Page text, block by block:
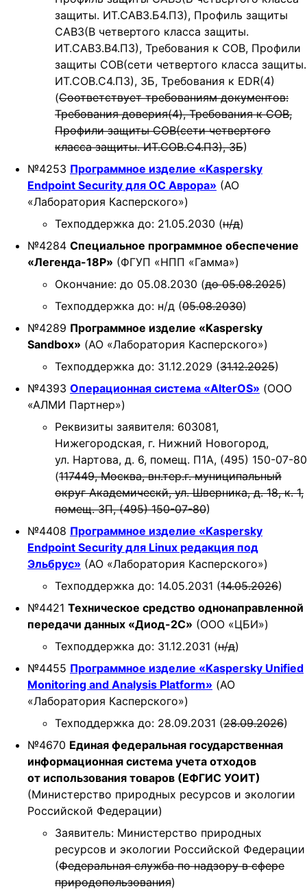
защиты. ИТ.САВЗ.Б4.ПЗ), Профиль защиты
САВЗ(В четвертого класса защиты.
ИТ.САВЗ.В4.ПЗ), Требования к СОВ, Профили
защиты СОВ(cети четвертого класса защиты.
ИТ.СОВ.С4.ПЗ), ЗБ, Требования к EDR(4)
(Соответствует требованиям документов:
Требования доверия(4), Требования к СОВ,
Профили защиты СОВ(cети четвертого
класса защиты. ИТ.СОВ.С4.ПЗ), ЗБ)
№4253 Программное изделие «Kaspersky
Endpoint Security для ОС Аврора» (АО
«Лаборатория Касперского»)
Техподдержка до: 21.05.2030 (н/д)
№4284 Специальное программное обеспечение
«Легенда-18Р» (ФГУП «НПП «Гамма»)
Окончание: до 05.08.2030 (до 05.08.2025)
Техподдержка до: н/д (05.08.2030)
№4289 Программное изделие «Kaspersky
Sandbox» (АО «Лаборатория Касперского»)
Техподдержка до: 31.12.2029 (31.12.2025)
№4393 Операционная система «AlterOS» (ООО
«АЛМИ Партнер»)
Реквизиты заявителя: 603081,
Нижегородская, г. Нижний Новогород,
ул. Нартова, д. 6, помещ. П1А, (495) 150-07-80
(117449, Москва, вн.тер.г. муниципальный
округ Академическй, ул. Шверника, д. 18, к. 1,
помещ. 3П, (495) 150-07-80)
№4408 Программное изделие «Kaspersky
Endpoint Security для Linux редакция под
Эльбрус» (АО «Лаборатория Касперского»)
Техподдержка до: 14.05.2031 (14.05.2026)
№4421 Техническое средство однонаправленной
передачи данных «Диод-2С» (ООО «ЦБИ»)
Техподдержка до: 31.12.2031 (н/д)
№4455 Программное изделие «Kaspersky Unified
Monitoring and Analysis Platform» (АО
«Лаборатория Касперского»)
Техподдержка до: 28.09.2031 (28.09.2026)
№4670 Единая федеральная государственная
информационная система учета отходов
от использования товаров (ЕФГИС УОИТ)
(Министерство природных ресурсов и экологии
Российской Федерации)
Заявитель: Министерство природных
ресурсов и экологии Российской Федерации
(Федеральная служба по надзору в сфере
природопользования)